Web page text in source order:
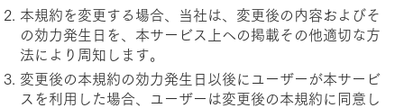
本規約を変更する場合、当社は、変更後の内容およびそ
の効力発生日を、本サービス上への掲載その他適切な方
法により周知します。
変更後の本規約の効力発生日以後にユーザーが本サービ
スを利用した場合、ユーザーは変更後の本規約に同意し